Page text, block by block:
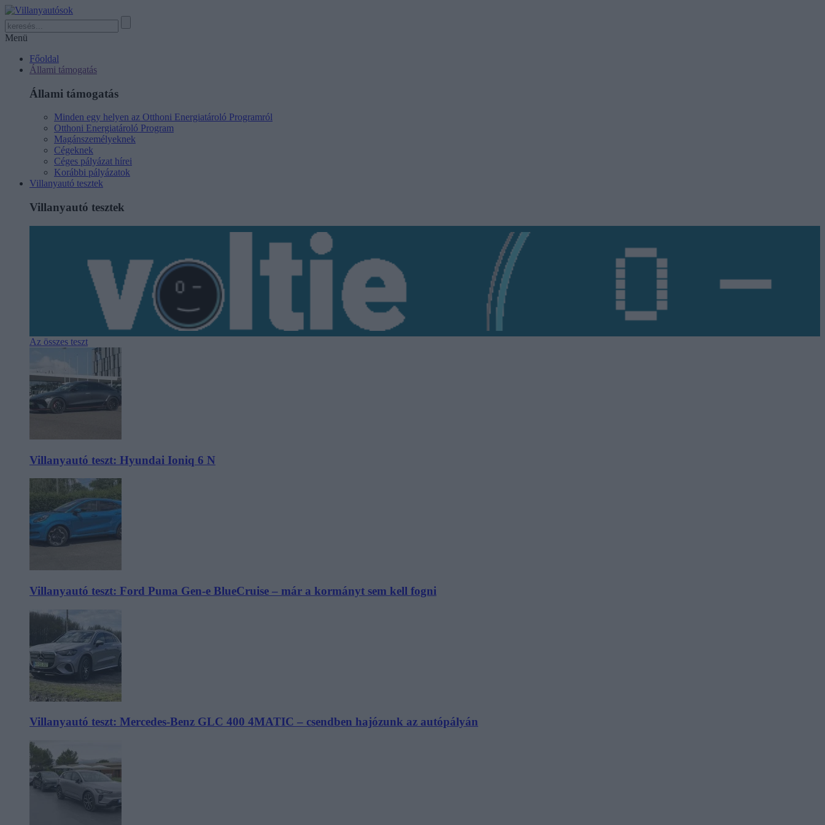
Menü
Főoldal
Állami támogatás
Állami támogatás
Minden egy helyen az Otthoni Energiatároló Programról
Otthoni Energiatároló Program
Magánszemélyeknek
Cégeknek
Céges pályázat hírei
Korábbi pályázatok
Villanyautó tesztek
Villanyautó tesztek
Az összes teszt
Villanyautó teszt: Hyundai Ioniq 6 N
Villanyautó teszt: Ford Puma Gen-e BlueCruise – már a kormányt sem kell fogni
Villanyautó teszt: Mercedes-Benz GLC 400 4MATIC – csendben hajózunk az autópályán